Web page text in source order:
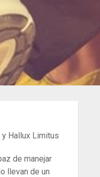
Hallux Limitus
de manejar
llevan de un